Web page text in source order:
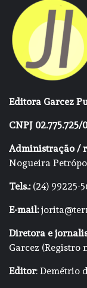
Editora Garcez
CNPJ 02.775.725/
Administração /
Nogueira
Tels.:(24) 99225-
E-mail:
Diretora e
Garcez (Registro
Editor: Demétrio